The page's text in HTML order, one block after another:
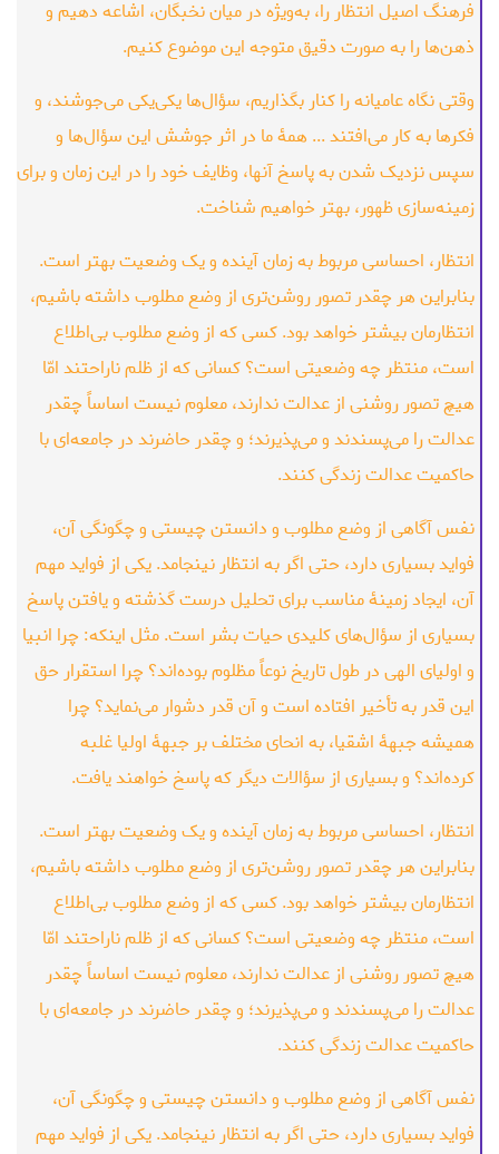
فرهنگ اصیل انتظار را، به‌ویژه در میان نخبگان، اشاعه دهیم و
ذهن‌ها را به صورت دقیق متوجه این موضوع کنیم.
وقتی نگاه عامیانه را کنار بگذاریم، سؤال‌ها یکی‌یکی می‌جوشند، و
فکرها به کار می‌افتند ... همۀ ما در اثر جوشش این سؤال‌ها و
سپس نزدیک شدن به پاسخ آنها، وظایف خود را در این زمان و برای
زمینه‌سازی ظهور، بهتر خواهیم شناخت.
انتظار، احساسی مربوط به زمان آینده و یک وضعیت بهتر است.
بنابراین هر چقدر تصور روشن‌تری از وضع مطلوب داشته باشیم،
انتظارمان بیشتر خواهد بود. کسی که از وضع مطلوب بی‌اطلاع
است، منتظر چه وضعیتی است؟ کسانی که از ظلم ناراحتند امّا
هیچ تصور روشنی از عدالت ندارند، معلوم نیست اساساً چقدر
عدالت را می‌پسندند و می‌پذیرند؛ و چقدر حاضرند در جامعه‌ای با
حاکمیت عدالت زندگی کنند.
نفس آگاهی از وضع مطلوب و دانستن چیستی و چگونگی آن،
فواید بسیاری دارد، حتی اگر به انتظار نینجامد. یکی از فواید مهم
آن، ایجاد زمینۀ مناسب برای تحلیل درست گذشته و یافتن پاسخ
بسیاری از سؤال‌های کلیدی حیات بشر است. مثل اینکه: چرا انبیا
و اولیای الهی در طول تاریخ نوعاً مظلوم بوده‌اند؟ چرا استقرار حق
این قدر به تأخیر افتاده است و آن قدر دشوار می‌نماید؟ چرا
همیشه جبهۀ اشقیا، به انحای مختلف بر جبهۀ اولیا غلبه
کرده‌اند؟ و بسیاری از سؤالات دیگر که پاسخ خواهند یافت.
انتظار، احساسی مربوط به زمان آینده و یک وضعیت بهتر است.
بنابراین هر چقدر تصور روشن‌تری از وضع مطلوب داشته باشیم،
انتظارمان بیشتر خواهد بود. کسی که از وضع مطلوب بی‌اطلاع
است، منتظر چه وضعیتی است؟ کسانی که از ظلم ناراحتند امّا
هیچ تصور روشنی از عدالت ندارند، معلوم نیست اساساً چقدر
عدالت را می‌پسندند و می‌پذیرند؛ و چقدر حاضرند در جامعه‌ای با
حاکمیت عدالت زندگی کنند.
نفس آگاهی از وضع مطلوب و دانستن چیستی و چگونگی آن،
فواید بسیاری دارد، حتی اگر به انتظار نینجامد. یکی از فواید مهم